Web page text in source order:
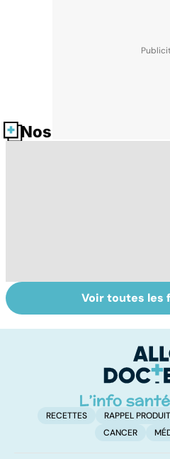
Nos fiches santé
Tout savoir sur
les infections
Voir toutes les
RECETTES RAPPEL PRODUIT
CANCER